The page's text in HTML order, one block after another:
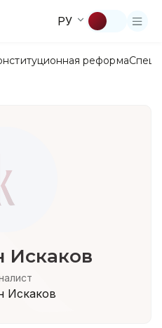
РУ
реформа
Искаков
Искаков